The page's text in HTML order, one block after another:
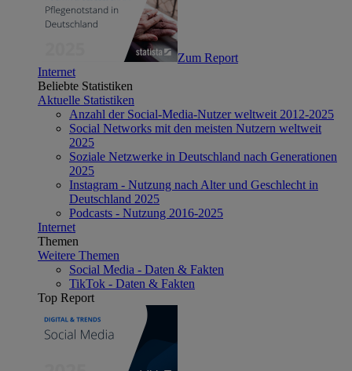
Zum Report
Internet
Beliebte Statistiken
Aktuelle Statistiken
Anzahl der Social-Media-Nutzer weltweit 2012-2025
Social Networks mit den meisten Nutzern weltweit
2025
Soziale Netzwerke in Deutschland nach Generationen
2025
Instagram - Nutzung nach Alter und Geschlecht in
Deutschland 2025
Podcasts - Nutzung 2016-2025
Internet
Themen
Weitere Themen
Social Media - Daten & Fakten
TikTok - Daten & Fakten
Top Report